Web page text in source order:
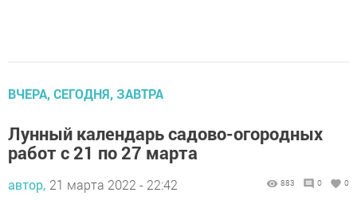
ВЧЕРА, СЕГОДНЯ, ЗАВТРА
Лунный календарь садово-огородных
работ с 21 по 27 марта
автор, 21 марта 2022 - 22:42 883 0 0